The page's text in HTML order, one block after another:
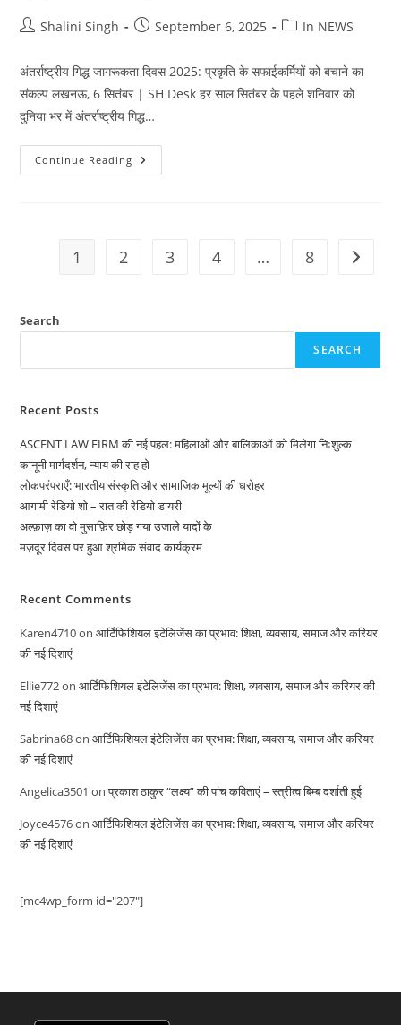
PostShalini Singh
PostSeptember 6, 2025
PostIn NEWS
अंतर्राष्ट्रीय गिद्ध जागरूकता दिवस 2025: प्रकृति के सफाईकर्मियों को बचाने का
संकल्प लखनऊ, 6 सितंबर | SH Desk हर साल सितंबर के पहले शनिवार को
दुनिया भर में अंतर्राष्ट्रीय गिद्ध…
Continue Reading अंतर्राष्ट्रीय
गिद्ध
सफाईकर्मियों
1 2 3 4 … 8 Go to
Search
SEARCH
Recent Posts
ASCENT LAW FIRM की नई पहल: महिलाओं और बालिकाओं को मिलेगा निःशुल्क
कानूनी मार्गदर्शन, न्याय की राह हो
लोकपरंपराएँ: भारतीय संस्कृति और सामाजिक मूल्यों की धरोहर
आगामी रेडियो शो – रात की रेडियो डायरी
अल्फ़ाज़ का वो मुसाफ़िर छोड़ गया उजाले यादों के
मज़दूर दिवस पर हुआ श्रमिक संवाद कार्यक्रम
Recent Comments
Karen4710onआर्टिफिशियल इंटेलिजेंस का प्रभाव: शिक्षा, व्यवसाय, समाज और करियर
की नई दिशाएं
Ellie772onआर्टिफिशियल इंटेलिजेंस का प्रभाव: शिक्षा, व्यवसाय, समाज और करियर की
नई दिशाएं
Sabrina68onआर्टिफिशियल इंटेलिजेंस का प्रभाव: शिक्षा, व्यवसाय, समाज और करियर
की नई दिशाएं
Angelica3501 onप्रकाश ठाकुर “लक्ष्य” की पांच कविताएं – स्त्रीत्व बिम्ब दर्शाती हुई
Joyce4576onआर्टिफिशियल इंटेलिजेंस का प्रभाव: शिक्षा, व्यवसाय, समाज और करियर
की नई दिशाएं
[mc4wp_form id="207"]